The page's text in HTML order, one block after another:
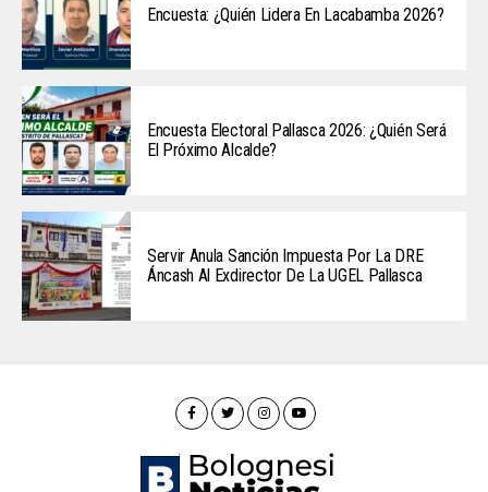
Encuesta: ¿Quién Lidera En Lacabamba 2026?
Encuesta Electoral Pallasca 2026: ¿Quién Será
El Próximo Alcalde?
Servir Anula Sanción Impuesta Por La DRE
Áncash Al Exdirector De La UGEL Pallasca